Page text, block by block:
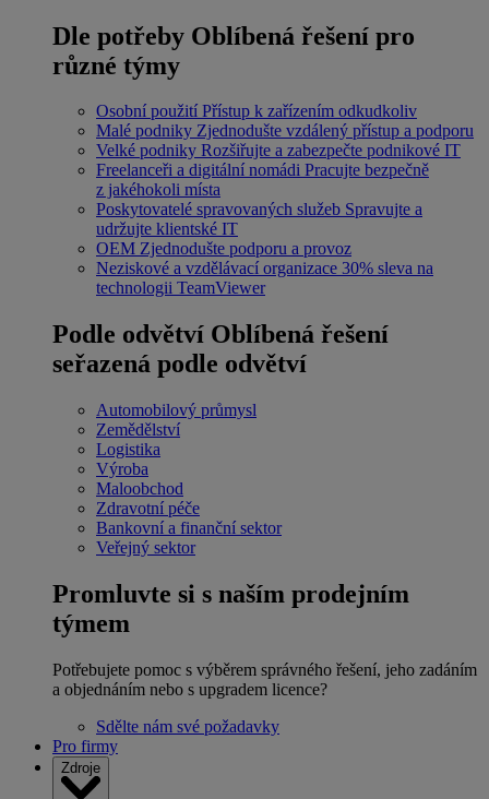
Dle potřeby Oblíbená řešení pro
různé týmy
Osobní použití Přístup k zařízením odkudkoliv
Malé podniky Zjednodušte vzdálený přístup a podporu
Velké podniky Rozšiřujte a zabezpečte podnikové IT
Freelanceři a digitální nomádi Pracujte bezpečně
z jakéhokoli místa
Poskytovatelé spravovaných služeb Spravujte a
udržujte klientské IT
OEM Zjednodušte podporu a provoz
Neziskové a vzdělávací organizace 30% sleva na
technologii TeamViewer
Podle odvětví Oblíbená řešení
seřazená podle odvětví
Automobilový průmysl
Zemědělství
Logistika
Výroba
Maloobchod
Zdravotní péče
Bankovní a finanční sektor
Veřejný sektor
Promluvte si s naším prodejním
týmem
Potřebujete pomoc s výběrem správného řešení, jeho zadáním
a objednáním nebo s upgradem licence?
Sdělte nám své požadavky
Pro firmy
Zdroje